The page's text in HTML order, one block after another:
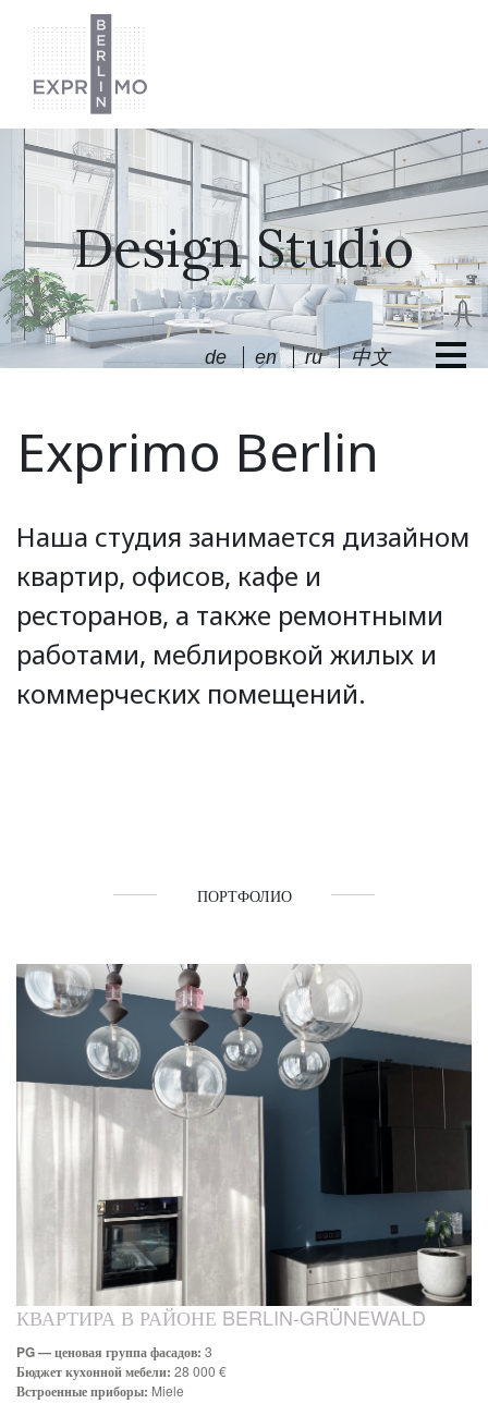
de en ru 中文
Design Studio
Exprimo Berlin
Наша студия занимается дизайном
квартир, офисов, кафе и
ресторанов, а также ремонтными
работами, меблировкой жилых и
коммерческих помещений.
ПОРТФОЛИО
КВАРТИРА В РАЙОНЕ BERLIN-GRÜNEWALD
PG — ценовая группа фасадов: 3
Бюджет кухонной мебели: 28 000 €
Встроенные приборы: Miele